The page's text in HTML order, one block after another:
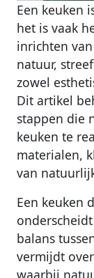
Een keuken
het is vaak
inrichten
natuur,
zowel
Dit artikel
stappen die
keuken te
materialen,
van
Een keuken
balans
vermijdt
waarbij